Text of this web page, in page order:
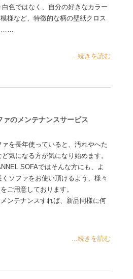
白色ではなく、自分の好きなカラー
様など、特徴的な柄の壁紙クロス
……
...続きを読む
ァのメンテナンスサービス
ァを長年使っていると、汚れやへた
ど気になる方が気になり始めます。
SOFAではそんな方にも、よ
くソファをお使い頂けるよう、様々
ご用意しております。
ンテナンスすれば、新品同様に何
...続きを読む